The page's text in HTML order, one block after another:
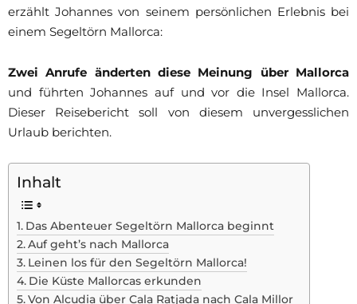
erzählt Johannes von seinem persönlichen Erlebnis bei
einem Segeltörn Mallorca:
Zwei Anrufe änderten diese Meinung über Mallorca
und führten Johannes auf und vor die Insel Mallorca.
Dieser Reisebericht soll von diesem unvergesslichen
Urlaub berichten.
Inhalt
Das Abenteuer Segeltörn Mallorca beginnt
Auf geht’s nach Mallorca
Leinen los für den Segeltörn Mallorca!
Die Küste Mallorcas erkunden
Von Alcudia über Cala Ratjada nach Cala Millor